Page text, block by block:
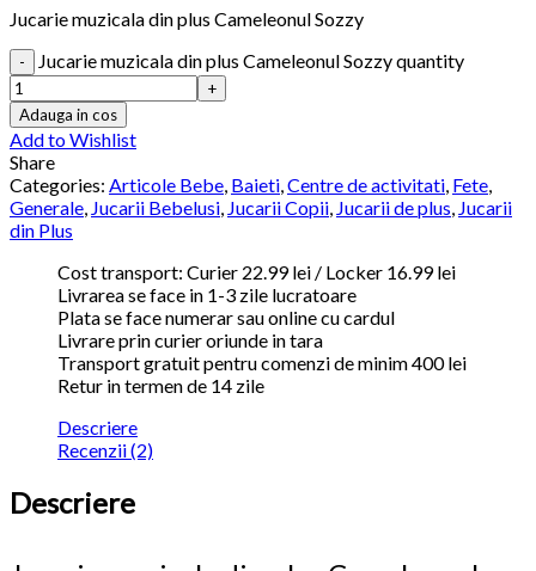
Jucarie muzicala din plus Cameleonul Sozzy
Jucarie muzicala din plus Cameleonul Sozzy quantity
Adauga in cos
Add to Wishlist
Share
Categories: Articole Bebe, Baieti,Centre de activitati, Fete,
Generale, Jucarii Bebelusi, Jucarii Copii, Jucarii de plus, Jucarii
din Plus
Cost transport: Curier 22.99 lei / Locker 16.99 lei
Livrarea se face in 1-3 zile lucratoare
Plata se face numerar sau online cu cardul
Livrare prin curier oriunde in tara
Transport gratuit pentru comenzi de minim 400 lei
Retur in termen de 14 zile
Descriere
Recenzii (2)
Descriere